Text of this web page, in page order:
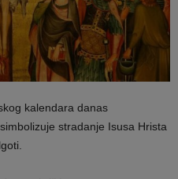
kalendara danas
stradanje Isusa Hrista